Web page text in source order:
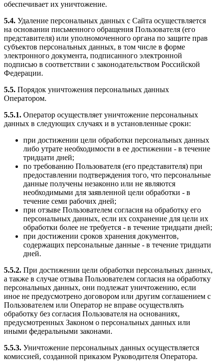
обеспечивает их уничтожение.
5.4. Удаление персональных данных с Сайта осуществляется
на основании письменного обращения Пользователя (его
представителя) или уполномоченного органа по защите прав
субъектов персональных данных, в том числе в форме
электронного документа, подписанного электронной
подписью в соответствии с законодательством Российской
Федерации.
5.5. Порядок уничтожения персональных данных
Оператором.
5.5.1. Оператор осуществляет уничтожение персональных
данных в следующих случаях и в установленные сроки:
при достижении цели обработки персональных данных
либо утрате необходимости в ее достижении - в течение
тридцати дней;
по требованию Пользователя (его представителя) при
предоставлении подтверждения того, что персональные
данные получены незаконно или не являются
необходимыми для заявленной цели обработки - в
течение семи рабочих дней;
при отзыве Пользователем согласия на обработку его
персональных данных, если их сохранение для цели их
обработки более не требуется - в течение тридцати дней;
при достижении сроков хранения документов,
содержащих персональные данные - в течение тридцати
дней.
5.5.2. При достижении цели обработки персональных данных,
а также в случае отзыва Пользователем согласия на обработку
персональных данных, они подлежат уничтожению, если
иное не предусмотрено договором или другим соглашением с
Пользователем или Оператор не вправе осуществлять
обработку без согласия Пользователя на основаниях,
предусмотренных Законом о персональных данных или
иными федеральными законами.
5.5.3. Уничтожение персональных данных осуществляется
комиссией, созданной приказом Руководителя Оператора.